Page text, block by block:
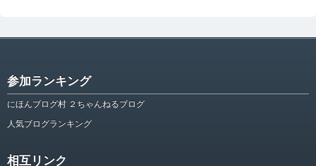
参加ランキング
にほんブログ村 ２ちゃんねるブログ
人気ブログランキング
相互リンク